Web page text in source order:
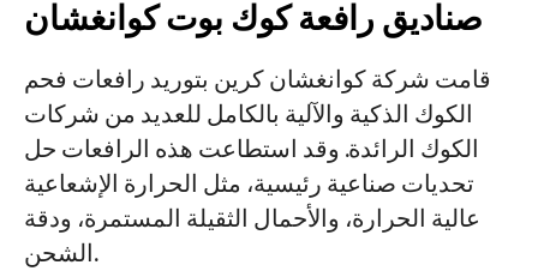
صناديق رافعة كوك بوت كوانغشان
قامت شركة كوانغشان كرين بتوريد رافعات فحم
الكوك الذكية والآلية بالكامل للعديد من شركات
الكوك الرائدة. وقد استطاعت هذه الرافعات حل
تحديات صناعية رئيسية، مثل الحرارة الإشعاعية
عالية الحرارة، والأحمال الثقيلة المستمرة، ودقة
الشحن.